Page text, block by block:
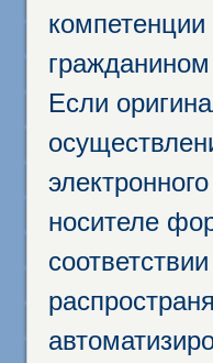
Если
носителе